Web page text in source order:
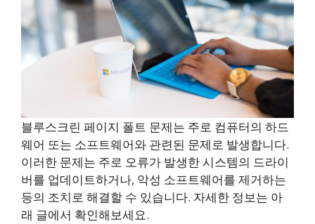
블루스크린 페이지 폴트 문제는 주로 컴퓨터의 하드
웨어 또는 소프트웨어와 관련된 문제로 발생합니다.
이러한 문제는 주로 오류가 발생한 시스템의 드라이
버를 업데이트하거나, 악성 소프트웨어를 제거하는
등의 조치로 해결할 수 있습니다. 자세한 정보는 아
래 글에서 확인해보세요.